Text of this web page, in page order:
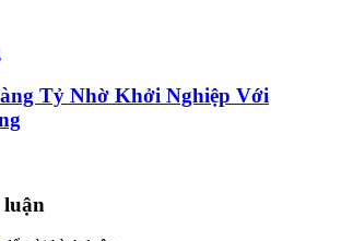
Tỷ Nhờ Khởi Nghiệp Với